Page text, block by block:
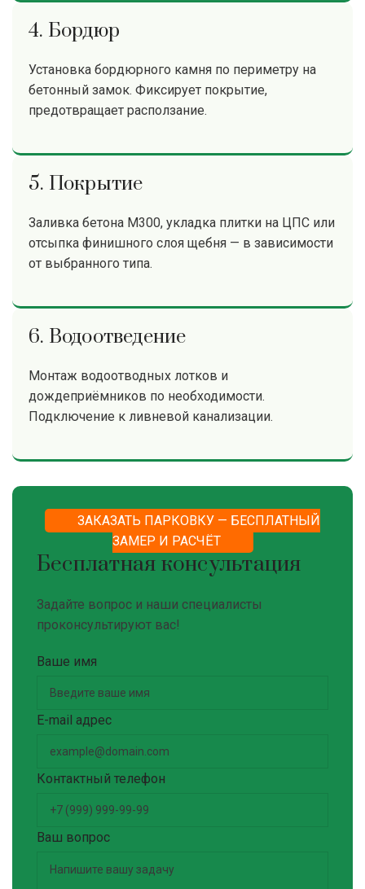
4. Бордюр
Установка бордюрного камня по периметру на
бетонный замок. Фиксирует покрытие,
предотвращает расползание.
5. Покрытие
Заливка бетона М300, укладка плитки на ЦПС или
отсыпка финишного слоя щебня — в зависимости
от выбранного типа.
6. Водоотведение
Монтаж водоотводных лотков и
дождеприёмников по необходимости.
Подключение к ливневой канализации.
ЗАКАЗАТЬ ПАРКОВКУ — БЕСПЛАТНЫЙ
ЗАМЕР И РАСЧЁТ
Бесплатная консультация
Задайте вопрос и наши специалисты
проконсультируют вас!
Ваше имя
E-mail адрес
Контактный телефон
Ваш вопрос